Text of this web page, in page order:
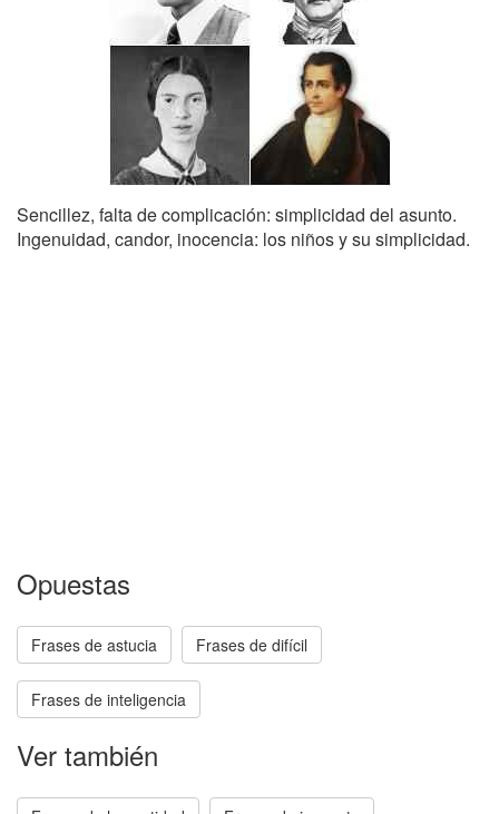
Sencillez, falta de complicación: simplicidad del asunto.
Ingenuidad, candor, inocencia: los niños y su simplicidad.
Opuestas
Frases de astucia Frases de difícil
Frases de inteligencia
Ver también